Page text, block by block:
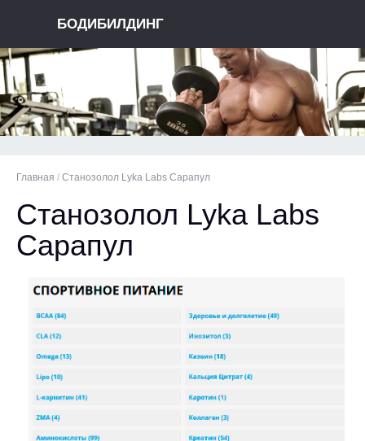
БОДИБИЛДИНГ
Главная / Станозолол Lyka Labs Сарапул
Станозолол Lyka Labs
Сарапул